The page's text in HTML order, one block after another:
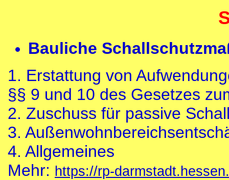
Bauliche
1. Erstattung von
§§ 9 und 10 des Gesetzes
2. Zuschuss für passive
3.
4. Allgemeines
Mehr: https://rp-